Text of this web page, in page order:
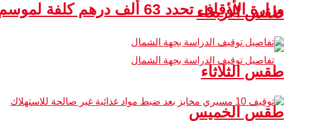
وزارة الأوقاف تحدد 63 ألف درهم كلفة لموسم حج 1447هـ
طقس الخميس
طقس الأربعاء
طقس الثلاثاء